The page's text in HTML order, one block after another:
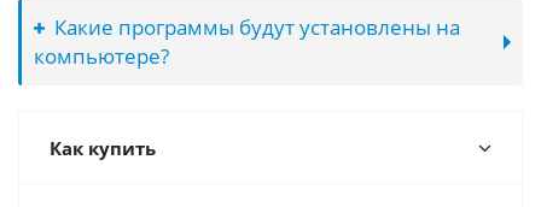
Какие программы будут установлены на
компьютере?
Как купить